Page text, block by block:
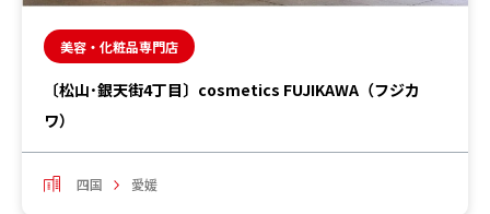
美容・化粧品専門店
〔松山･銀天街4丁目〕cosmetics FUJIKAWA（フジカ
ワ）
四国 愛媛